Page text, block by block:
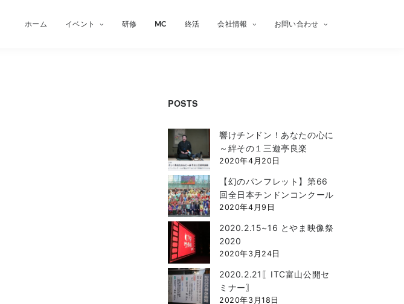
ホーム イベント 研修 MC 終活 会社情報 お問い合わせ
POSTS
響けチンドン！あなたの心に
～絆その１三遊亭良楽
2020年4月20日
【幻のパンフレット】第66
回全日本チンドンコンクール
2020年4月9日
2020.2.15~16 とやま映像祭
2020
2020年3月24日
2020.2.21〖ITC富山公開セ
ミナー〗
2020年3月18日